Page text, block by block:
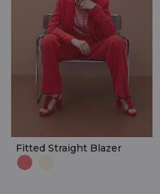
Fitted Straight Blazer